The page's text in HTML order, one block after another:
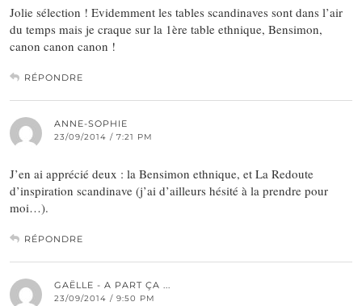
Jolie sélection ! Evidemment les tables scandinaves sont dans l’air
du temps mais je craque sur la 1ère table ethnique, Bensimon,
canon canon canon !
RÉPONDRE
ANNE-SOPHIE
23/09/2014 / 7:21 PM
J’en ai apprécié deux : la Bensimon ethnique, et La Redoute
d’inspiration scandinave (j’ai d’ailleurs hésité à la prendre pour
moi…).
RÉPONDRE
GAËLLE - A PART ÇA ...
23/09/2014 / 9:50 PM